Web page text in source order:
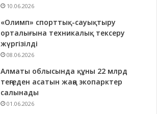
10.06.2026
«Олимп» спорттық-сауықтыру
орталығына техникалық тексеру
жүргізілді
08.06.2026
Алматы облысында құны 22 млрд
теңгеден асатын жаңа экопарктер
салынады
01.06.2026